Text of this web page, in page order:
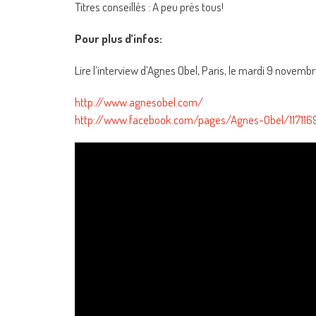
Titres conseillés : A peu près tous!
Pour plus d’infos:
Lire l’interview d’Agnes Obel, Paris, le mardi 9
http://www.agnesobel.com/
http://www.facebook.com/pages/Agnes-Obel/